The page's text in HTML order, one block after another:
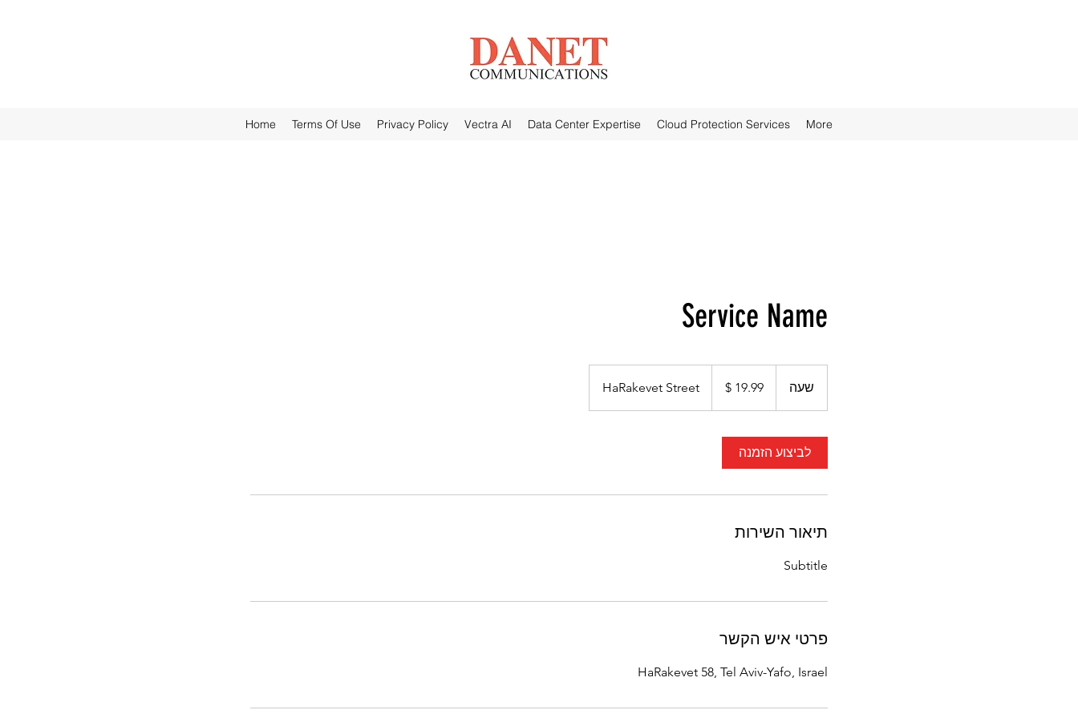
Home Terms Of Use Privacy Policy Vectra AI Data Center Expertise Cloud Protection Services More
Service Name
שעה
ע
אמריקאי
HaRakevet Street
לביצוע הזמנה
תיאור השירות
Subtitle
פרטי איש הקשר
HaRakevet 58, Tel Aviv-Yafo, Israel